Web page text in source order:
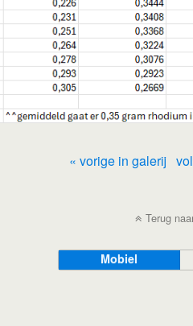
« vorige in galerij
Terug
Mobiel